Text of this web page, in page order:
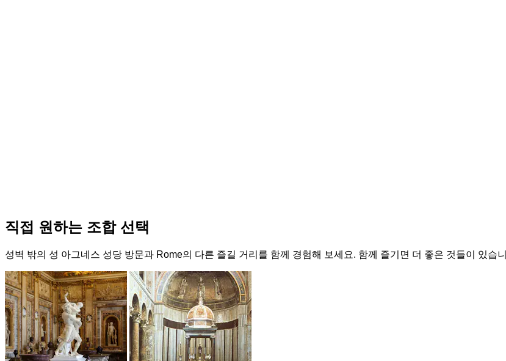
직접 원하는 조합 선택
성벽 밖의 성 아그네스 성당 방문과 Rome의 다른 즐길 거리를 함께 경험해 보세요. 함께 즐기면 더 좋은 것들이 있습